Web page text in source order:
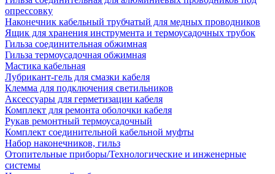
опрессовку
Наконечник кабельный трубчатый для медных проводников
Ящик для хранения инструмента и термоусадочных трубок
Гильза соединительная обжимная
Гильза термоусадочная обжимная
Мастика кабельная
Лубрикант-гель для смазки кабеля
Клемма для подключения светильников
Аксессуары для герметизации кабеля
Комплект для ремонта оболочки кабеля
Рукав ремонтный термоусадочный
Комплект соединительной кабельной муфты
Набор наконечников, гильз
Отопительные приборы/Технологические и инженерные
системы